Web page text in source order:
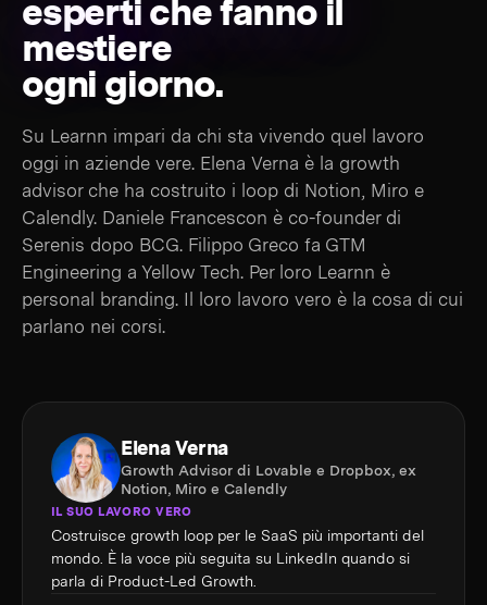
esperti che fanno il
mestiere
ogni giorno.
Su Learnn impari da chi sta vivendo quel lavoro
oggi in aziende vere. Elena Verna è la growth
advisor che ha costruito i loop di Notion, Miro e
Calendly. Daniele Francescon è co-founder di
Serenis dopo BCG. Filippo Greco fa GTM
Engineering a Yellow Tech. Per loro Learnn è
personal branding. Il loro lavoro vero è la cosa di cui
parlano nei corsi.
Elena Verna
Growth Advisor di Lovable e Dropbox, ex
Notion, Miro e Calendly
IL SUO LAVORO VERO
Costruisce growth loop per le SaaS più importanti del
mondo. È la voce più seguita su LinkedIn quando si
parla di Product-Led Growth.